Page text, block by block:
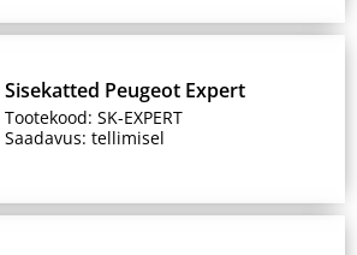
Sisekatted Peugeot Expert
Tootekood: SK-EXPERT
Saadavus: tellimisel